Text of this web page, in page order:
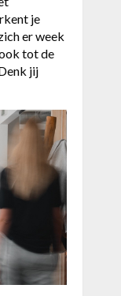
je
er week
tot de
jij